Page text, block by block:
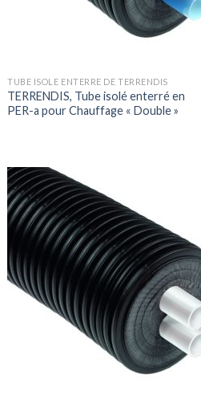
TUBE ISOLE ENTERRE DE TERRENDIS
TERRENDIS, Tube isolé enterré en
PER-a pour Chauffage « Double »